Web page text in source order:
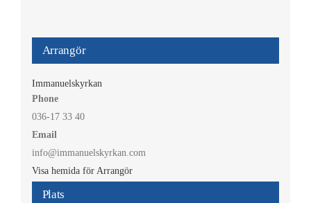
Plats
Arrangör
Immanuelskyrkan
Phone
036-17 33 40
Email
info@immanuelskyrkan.com
Visa hemida för Arrangör